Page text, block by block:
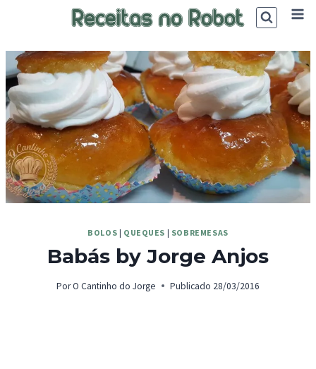
BOLOS | QUEQUES | SOBREMESAS
Babás by Jorge Anjos
PorO Cantinho do Jorge Publicado 28/03/2016